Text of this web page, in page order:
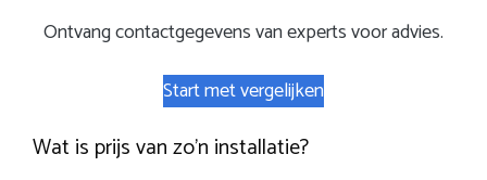
Ontvang contactgegevens van experts voor advies.
Start met vergelijken
Wat is prijs van zo’n installatie?